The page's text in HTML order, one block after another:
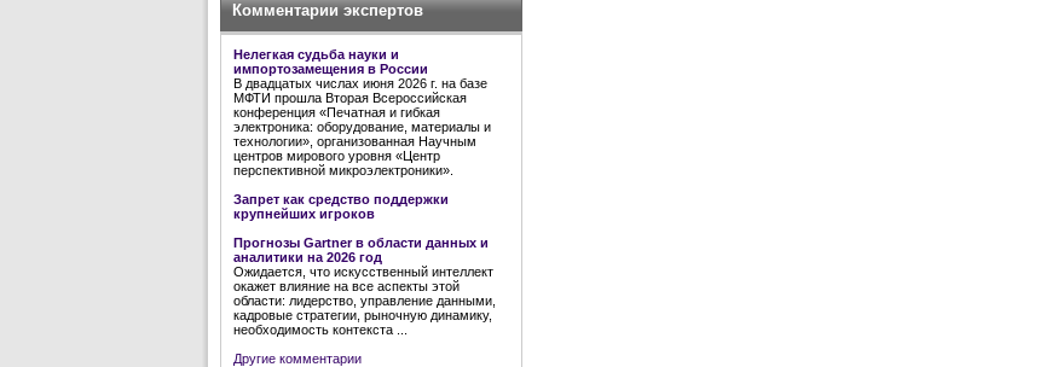
Комментарии экспертов
Нелегкая судьба науки и
импортозамещения в России
В двадцатых числах июня 2026 г. на базе
МФТИ прошла Вторая Всероссийская
конференция «Печатная и гибкая
электроника: оборудование, материалы и
технологии», организованная Научным
центров мирового уровня «Центр
перспективной микроэлектроники».
Запрет как средство поддержки
крупнейших игроков
Прогнозы Gartner в области данных и
аналитики на 2026 год
Ожидается, что искусственный интеллект
окажет влияние на все аспекты этой
области: лидерство, управление данными,
кадровые стратегии, рыночную динамику,
необходимость контекста ...
Другие комментарии